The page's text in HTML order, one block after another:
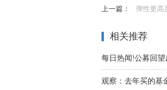
上一篇： 弹性更高且
相关推荐
每日热闻!公募回望
观察：去年买的基